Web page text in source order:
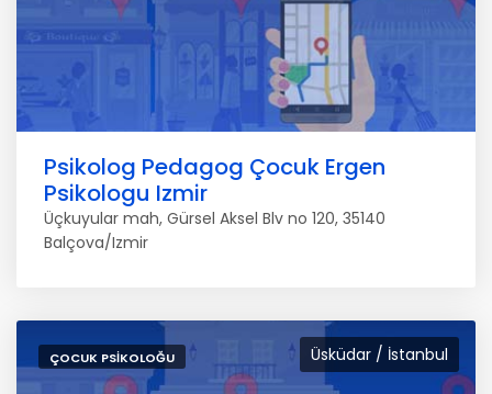
Psikolog Pedagog Çocuk Ergen
Psikologu Izmir
Üçkuyular mah, Gürsel Aksel Blv no 120, 35140
Balçova/Izmir
Üsküdar / İstanbul
ÇOCUK PSIKOLOĞU